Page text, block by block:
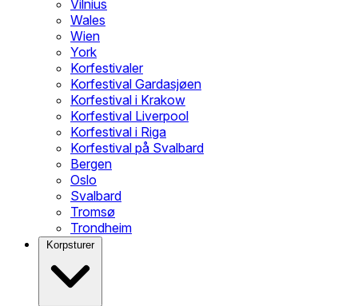
Vilnius
Wales
Wien
York
Korfestivaler
Korfestival Gardasjøen
Korfestival i Krakow
Korfestival Liverpool
Korfestival i Riga
Korfestival på Svalbard
Bergen
Oslo
Svalbard
Tromsø
Trondheim
Korpsturer